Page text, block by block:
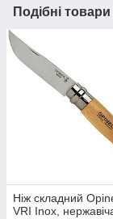
Подібні товари
Ніж складний
VRI Inox,